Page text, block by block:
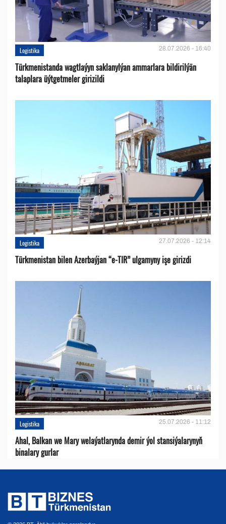
Logistika 28.07.2026 - 16:40
Türkmenistanda wagtlaýyn saklanylýan ammarlara bildirilýän
talaplara üýtgetmeler girizildi
Logistika 27.07.2026 - 12:14
Türkmenistan bilen Azerbaýjan “e-TIR” ulgamyny işe girizdi
Logistika 25.07.2026 - 11:12
Ahal, Balkan we Mary welaýatlarynda demir ýol stansiýalarynyň
binalary gurlar